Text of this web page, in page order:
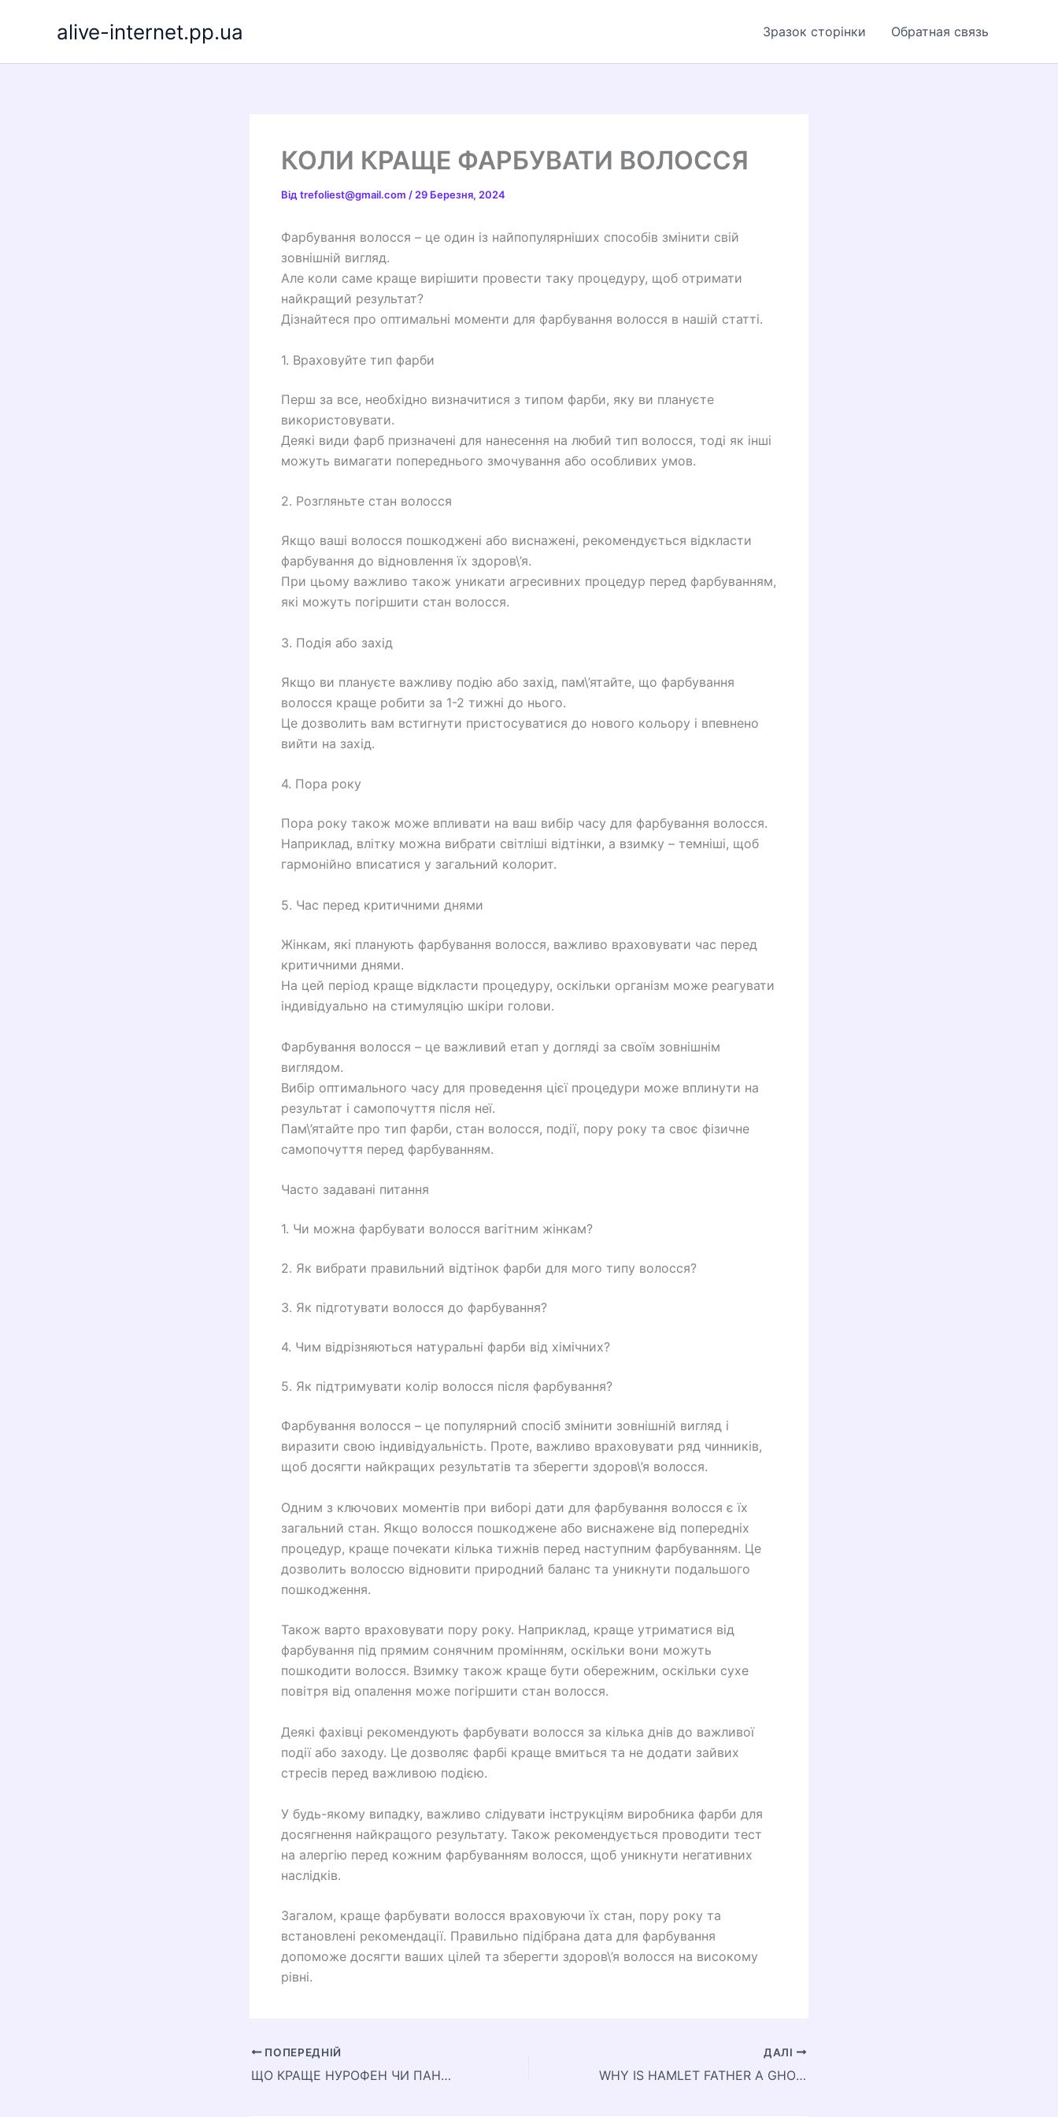
alive-internet.pp.ua Зразок сторінки Обратная связь
КОЛИ КРАЩЕ ФАРБУВАТИ ВОЛОССЯ
Від trefoliest@gmail.com / 29 Березня, 2024
Фарбування волосся – це один із найпопулярніших способів змінити свій
зовнішній вигляд.
Але коли саме краще вирішити провести таку процедуру, щоб отримати
найкращий результат?
Дізнайтеся про оптимальні моменти для фарбування волосся в нашій статті.
1. Враховуйте тип фарби
Перш за все, необхідно визначитися з типом фарби, яку ви плануєте
використовувати.
Деякі види фарб призначені для нанесення на любий тип волосся, тоді як інші
можуть вимагати попереднього змочування або особливих умов.
2. Розгляньте стан волосся
Якщо ваші волосся пошкоджені або виснажені, рекомендується відкласти
фарбування до відновлення їх здоров\’я.
При цьому важливо також уникати агресивних процедур перед фарбуванням,
які можуть погіршити стан волосся.
3. Подія або захід
Якщо ви плануєте важливу подію або захід, пам\’ятайте, що фарбування
волосся краще робити за 1-2 тижні до нього.
Це дозволить вам встигнути пристосуватися до нового кольору і впевнено
вийти на захід.
4. Пора року
Пора року також може впливати на ваш вибір часу для фарбування волосся.
Наприклад, влітку можна вибрати світліші відтінки, а взимку – темніші, щоб
гармонійно вписатися у загальний колорит.
5. Час перед критичними днями
Жінкам, які планують фарбування волосся, важливо враховувати час перед
критичними днями.
На цей період краще відкласти процедуру, оскільки організм може реагувати
індивідуально на стимуляцію шкіри голови.
Фарбування волосся – це важливий етап у догляді за своїм зовнішнім
виглядом.
Вибір оптимального часу для проведення цієї процедури може вплинути на
результат і самопочуття після неї.
Пам\’ятайте про тип фарби, стан волосся, події, пору року та своє фізичне
самопочуття перед фарбуванням.
Часто задавані питання
1. Чи можна фарбувати волосся вагітним жінкам?
2. Як вибрати правильний відтінок фарби для мого типу волосся?
3. Як підготувати волосся до фарбування?
4. Чим відрізняються натуральні фарби від хімічних?
5. Як підтримувати колір волосся після фарбування?
Фарбування волосся – це популярний спосіб змінити зовнішній вигляд і
виразити свою індивідуальність. Проте, важливо враховувати ряд чинників,
щоб досягти найкращих результатів та зберегти здоров\’я волосся.
Одним з ключових моментів при виборі дати для фарбування волосся є їх
загальний стан. Якщо волосся пошкоджене або виснажене від попередніх
процедур, краще почекати кілька тижнів перед наступним фарбуванням. Це
дозволить волоссю відновити природний баланс та уникнути подальшого
пошкодження.
Також варто враховувати пору року. Наприклад, краще утриматися від
фарбування під прямим сонячним промінням, оскільки вони можуть
пошкодити волосся. Взимку також краще бути обережним, оскільки сухе
повітря від опалення може погіршити стан волосся.
Деякі фахівці рекомендують фарбувати волосся за кілька днів до важливої
події або заходу. Це дозволяє фарбі краще вмиться та не додати зайвих
стресів перед важливою подією.
У будь-якому випадку, важливо слідувати інструкціям виробника фарби для
досягнення найкращого результату. Також рекомендується проводити тест
на алергію перед кожним фарбуванням волосся, щоб уникнути негативних
наслідків.
Загалом, краще фарбувати волосся враховуючи їх стан, пору року та
встановлені рекомендації. Правильно підібрана дата для фарбування
допоможе досягти ваших цілей та зберегти здоров\’я волосся на високому
рівні.
ПОПЕРЕДНІЙ
ЩО КРАЩЕ НУРОФЕН ЧИ ПАНАДОЛ
ДАЛІ
WHY IS HAMLET FATHER A GHOST